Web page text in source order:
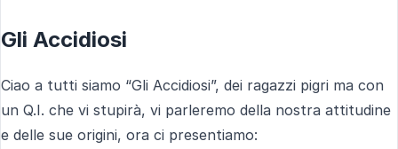
Gli Accidiosi
Ciao a tutti siamo “Gli Accidiosi”, dei ragazzi pigri ma con
un Q.I. che vi stupirà, vi parleremo della nostra attitudine
e delle sue origini, ora ci presentiamo: